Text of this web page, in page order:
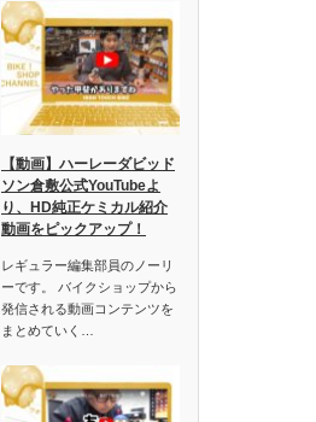
【動画】ハーレーダビッド
ソン倉敷公式YouTubeよ
り、HD純正ケミカル紹介
動画をピックアップ！
レギュラー編集部員のノーリ
ーです。 バイクショップから
発信される動画コンテンツを
まとめていく…